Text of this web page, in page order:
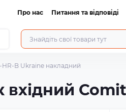
Про нас Питання та відповіді
B Ukraine накладний